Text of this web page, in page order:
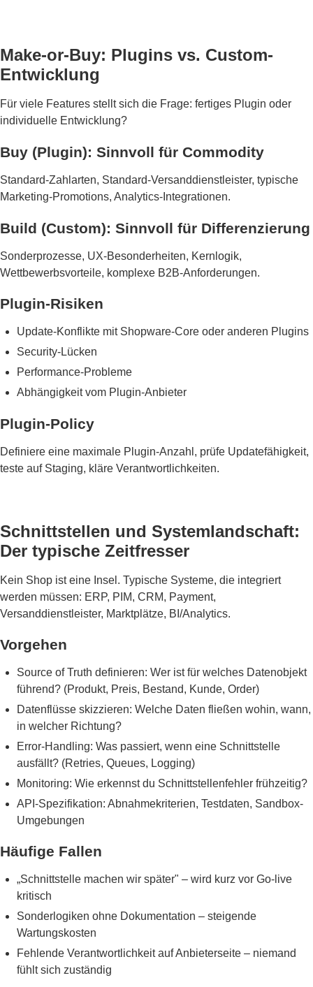
Make-or-Buy: Plugins vs. Custom-
Entwicklung
Für viele Features stellt sich die Frage: fertiges Plugin oder
individuelle Entwicklung?
Buy (Plugin): Sinnvoll für Commodity
Standard-Zahlarten, Standard-Versanddienstleister, typische
Marketing-Promotions, Analytics-Integrationen.
Build (Custom): Sinnvoll für Differenzierung
Sonderprozesse, UX-Besonderheiten, Kernlogik,
Wettbewerbsvorteile, komplexe B2B-Anforderungen.
Plugin-Risiken
Update-Konflikte mit Shopware-Core oder anderen Plugins
Security-Lücken
Performance-Probleme
Abhängigkeit vom Plugin-Anbieter
Plugin-Policy
Definiere eine maximale Plugin-Anzahl, prüfe Updatefähigkeit,
teste auf Staging, kläre Verantwortlichkeiten.
Schnittstellen und Systemlandschaft:
Der typische Zeitfresser
Kein Shop ist eine Insel. Typische Systeme, die integriert
werden müssen: ERP, PIM, CRM, Payment,
Versanddienstleister, Marktplätze, BI/Analytics.
Vorgehen
Source of Truth definieren: Wer ist für welches Datenobjekt
führend? (Produkt, Preis, Bestand, Kunde, Order)
Datenflüsse skizzieren: Welche Daten fließen wohin, wann,
in welcher Richtung?
Error-Handling: Was passiert, wenn eine Schnittstelle
ausfällt? (Retries, Queues, Logging)
Monitoring: Wie erkennst du Schnittstellenfehler frühzeitig?
API-Spezifikation: Abnahmekriterien, Testdaten, Sandbox-
Umgebungen
Häufige Fallen
„Schnittstelle machen wir später" – wird kurz vor Go-live
kritisch
Sonderlogiken ohne Dokumentation – steigende
Wartungskosten
Fehlende Verantwortlichkeit auf Anbieterseite – niemand
fühlt sich zuständig